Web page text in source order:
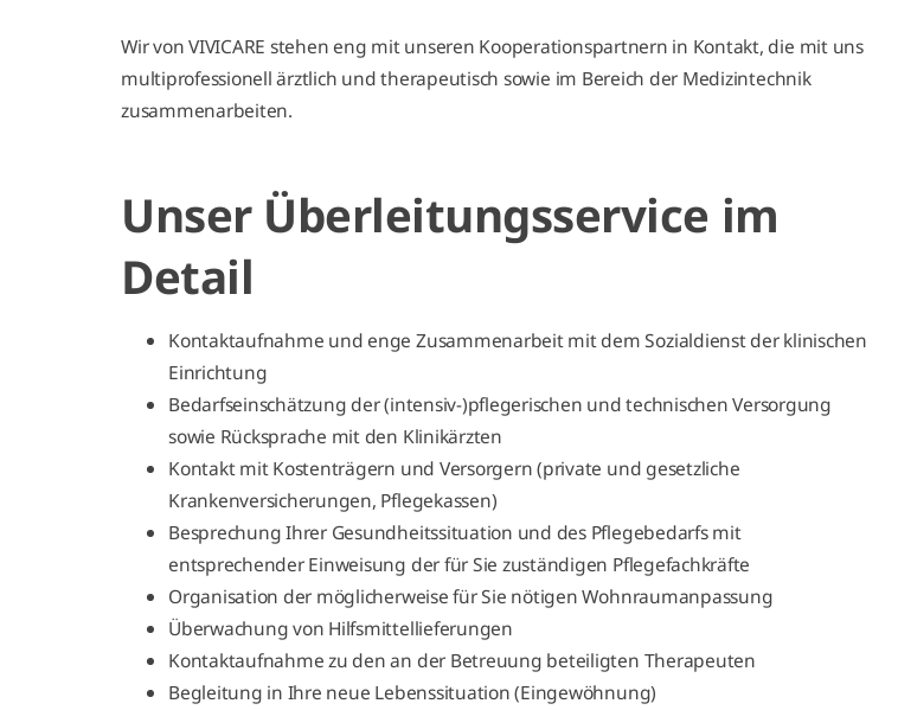
Wir von VIVICARE stehen eng mit unseren Kooperationspartnern in Kontakt, die mit uns
multiprofessionell ärztlich und therapeutisch sowie im Bereich der Medizintechnik
zusammenarbeiten.
Unser Überleitungsservice im
Detail
Kontaktaufnahme und enge Zusammenarbeit mit dem Sozialdienst der klinischen
Einrichtung
Bedarfseinschätzung der (intensiv-)pflegerischen und technischen Versorgung
sowie Rücksprache mit den Klinikärzten
Kontakt mit Kostenträgern und Versorgern (private und gesetzliche
Krankenversicherungen, Pflegekassen)
Besprechung Ihrer Gesundheitssituation und des Pflegebedarfs mit
entsprechender Einweisung der für Sie zuständigen Pflegefachkräfte
Organisation der möglicherweise für Sie nötigen Wohnraumanpassung
Überwachung von Hilfsmittellieferungen
Kontaktaufnahme zu den an der Betreuung beteiligten Therapeuten
Begleitung in Ihre neue Lebenssituation (Eingewöhnung)